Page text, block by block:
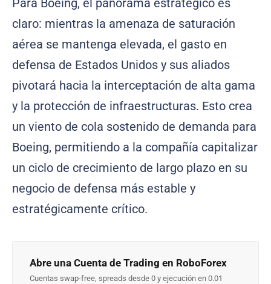
Para Boeing, el panorama estratégico es
claro: mientras la amenaza de saturación
aérea se mantenga elevada, el gasto en
defensa de Estados Unidos y sus aliados
pivotará hacia la interceptación de alta gama
y la protección de infraestructuras. Esto crea
un viento de cola sostenido de demanda para
Boeing, permitiendo a la compañía capitalizar
un ciclo de crecimiento de largo plazo en su
negocio de defensa más estable y
estratégicamente crítico.
Abre una Cuenta de Trading en RoboForex
Cuentas swap-free, spreads desde 0 y ejecución en 0.01